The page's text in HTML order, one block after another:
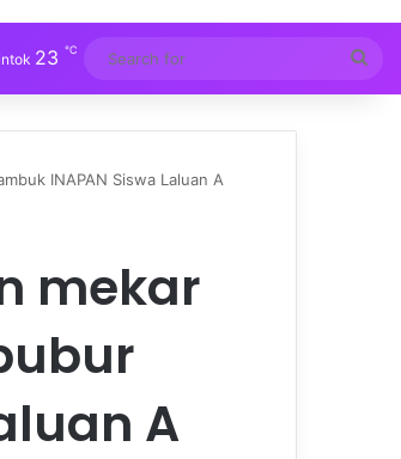
23 ℃
for
INAPAN Siswa Laluan A
mekar
A